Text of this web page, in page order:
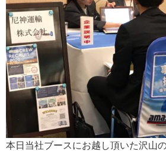
本日当社ブースにお越し頂いた沢山